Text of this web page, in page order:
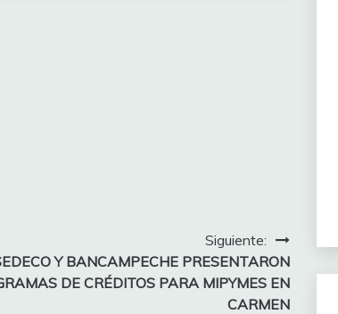
Siguiente:
Y BANCAMPECHE PRESENTARON
DE CRÉDITOS PARA MIPYMES EN
CARMEN